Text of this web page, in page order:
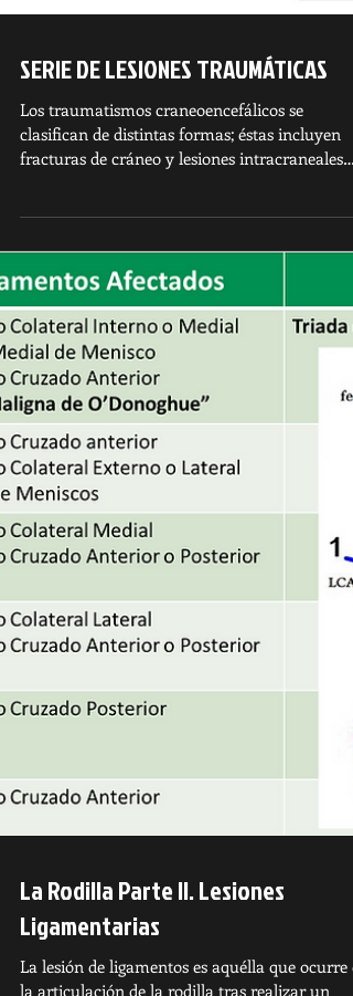
SERIE DE LESIONES TRAUMÁTICAS
Los traumatismos craneoencefálicos se
clasifican de distintas formas; éstas incluyen
fracturas de cráneo y lesiones intracraneales
como cont